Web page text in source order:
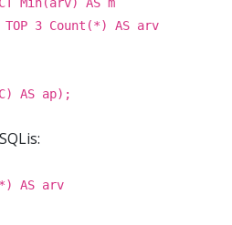
TOP 3 Count(*) AS arv
AS ap);
AS arv